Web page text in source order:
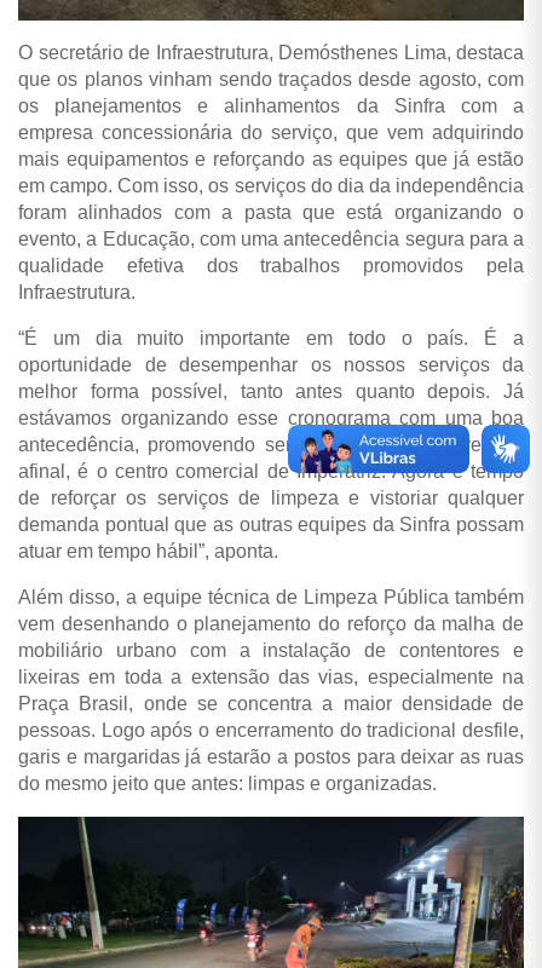
O secretário de Infraestrutura, Demósthenes Lima, destaca
que os planos vinham sendo traçados desde agosto, com
os planejamentos e alinhamentos da Sinfra com a
empresa concessionária do serviço, que vem adquirindo
mais equipamentos e reforçando as equipes que já estão
em campo. Com isso, os serviços do dia da independência
foram alinhados com a pasta que está organizando o
evento, a Educação, com uma antecedência segura para a
qualidade efetiva dos trabalhos promovidos pela
Infraestrutura.
“É um dia muito importante em todo o país. É a
oportunidade de desempenhar os nossos serviços da
melhor forma possível, tanto antes quanto depois. Já
estávamos organizando esse cronograma com uma boa
antecedência, promovendo serviços rotineiros na região,
afinal, é o centro comercial de Imperatriz. Agora é tempo
de reforçar os serviços de limpeza e vistoriar qualquer
demanda pontual que as outras equipes da Sinfra possam
atuar em tempo hábil”, aponta.
Além disso, a equipe técnica de Limpeza Pública também
vem desenhando o planejamento do reforço da malha de
mobiliário urbano com a instalação de contentores e
lixeiras em toda a extensão das vias, especialmente na
Praça Brasil, onde se concentra a maior densidade de
pessoas. Logo após o encerramento do tradicional desfile,
garis e margaridas já estarão a postos para deixar as ruas
do mesmo jeito que antes: limpas e organizadas.